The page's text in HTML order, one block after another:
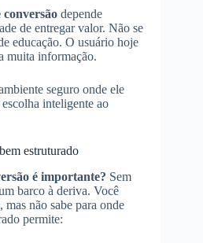
depende
de entregar valor. Não se
educação. O usuário hoje
muita informação.
seguro onde ele
inteligente ao
estruturado
é importante? Sem
barco à deriva. Você
não sabe para onde
permite: